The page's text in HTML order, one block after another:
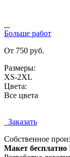
Больше работ
От 750 руб.
Размеры:
XS-2XL
Цвета:
Все цвета
Заказать
Собственное
Макет бесплатно